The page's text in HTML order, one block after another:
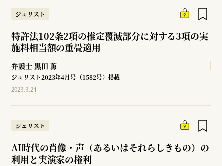
ジュリスト
特許法102条2項の推定覆滅部分に対する3項の実
施料相当額の重畳適用
弁護士 黒田 薫
ジュリスト2023年4月号（1582号）掲載
2023.3.24
ジュリスト
AI時代の肖像・声（あるいはそれらしきもの）の
利用と実演家の権利